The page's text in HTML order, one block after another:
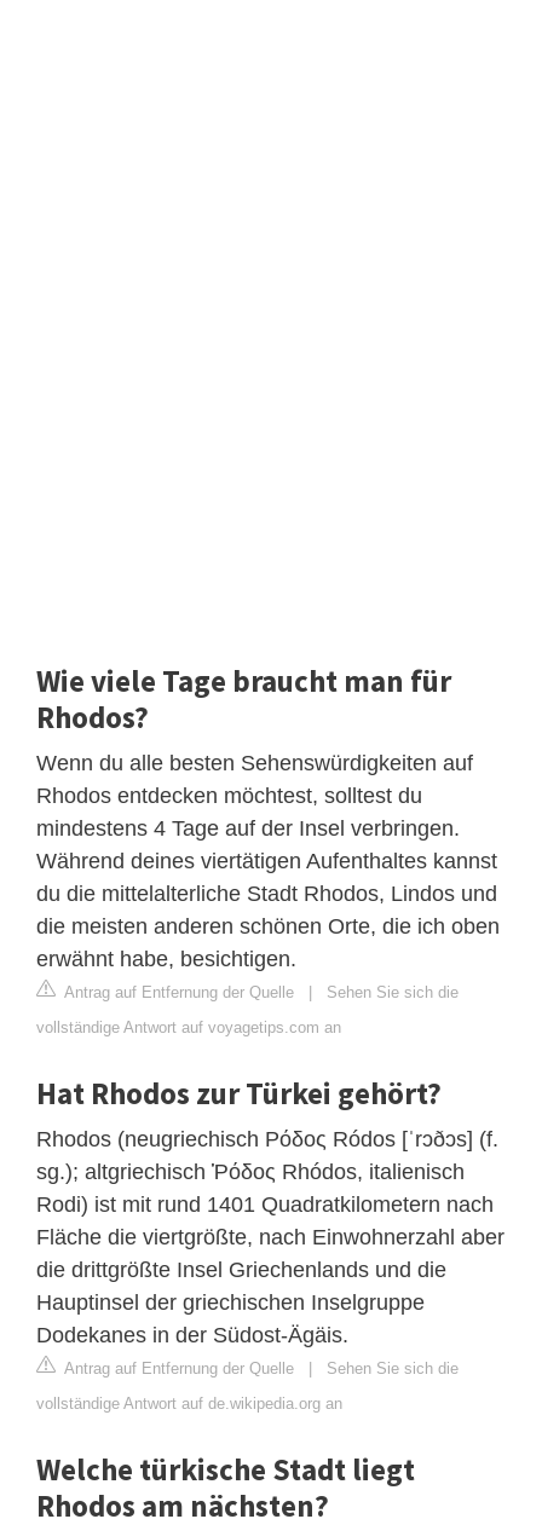
Wie viele Tage braucht man für
Rhodos?
Wenn du alle besten Sehenswürdigkeiten auf
Rhodos entdecken möchtest, solltest du
mindestens 4 Tage auf der Insel verbringen.
Während deines viertätigen Aufenthaltes kannst
du die mittelalterliche Stadt Rhodos, Lindos und
die meisten anderen schönen Orte, die ich oben
erwähnt habe, besichtigen.
Antrag auf Entfernung der Quelle | Sehen Sie sich die
vollständige Antwort auf voyagetips.com an
Hat Rhodos zur Türkei gehört?
Rhodos (neugriechisch Ρόδος Ródos [ˈrɔðɔs] (f.
sg.); altgriechisch Ῥόδος Rhódos, italienisch
Rodi) ist mit rund 1401 Quadratkilometern nach
Fläche die viertgrößte, nach Einwohnerzahl aber
die drittgrößte Insel Griechenlands und die
Hauptinsel der griechischen Inselgruppe
Dodekanes in der Südost-Ägäis.
Antrag auf Entfernung der Quelle | Sehen Sie sich die
vollständige Antwort auf de.wikipedia.org an
Welche türkische Stadt liegt
Rhodos am nächsten?